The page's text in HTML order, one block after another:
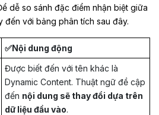
dễ so sánh đặc điểm nhận biệt giữa
đến với bảng phân tích sau đây.
✅Nội dung động
Được biết đến với tên khác là
Dynamic Content. Thuật ngữ đề cập
đến nội dung sẽ thay đổi dựa trên
dữ liệu đầu vào.